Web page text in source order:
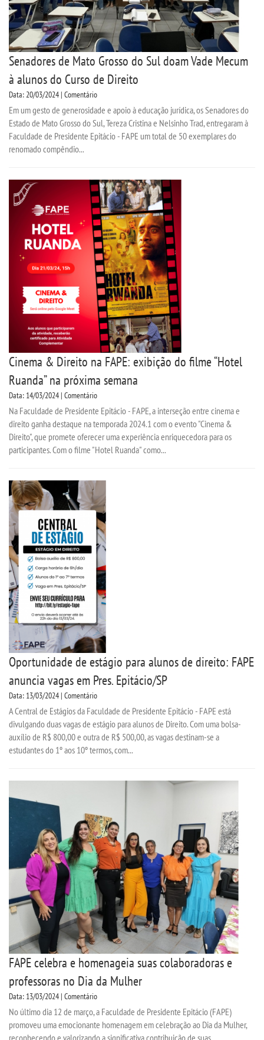
Senadores de Mato Grosso do Sul doam Vade Mecum
à alunos do Curso de Direito
Data: 20/03/2024 | Comentário
Em um gesto de generosidade e apoio à educação jurídica, os Senadores do
Estado de Mato Grosso do Sul, Tereza Cristina e Nelsinho Trad, entregaram à
Faculdade de Presidente Epitácio - FAPE um total de 50 exemplares do
renomado compêndio...
Cinema & Direito na FAPE: exibição do filme “Hotel
Ruanda” na próxima semana
Data: 14/03/2024 | Comentário
Na Faculdade de Presidente Epitácio - FAPE, a interseção entre cinema e
direito ganha destaque na temporada 2024.1 com o evento "Cinema &
Direito", que promete oferecer uma experiência enriquecedora para os
participantes. Com o filme "Hotel Ruanda" como...
Oportunidade de estágio para alunos de direito: FAPE
anuncia vagas em Pres. Epitácio/SP
Data: 13/03/2024 | Comentário
A Central de Estágios da Faculdade de Presidente Epitácio - FAPE está
divulgando duas vagas de estágio para alunos de Direito. Com uma bolsa-
auxílio de R$ 800,00 e outra de R$ 500,00, as vagas destinam-se a
estudantes do 1º aos 10º termos, com...
FAPE celebra e homenageia suas colaboradoras e
professoras no Dia da Mulher
Data: 13/03/2024 | Comentário
No último dia 12 de março, a Faculdade de Presidente Epitácio (FAPE)
promoveu uma emocionante homenagem em celebração ao Dia da Mulher,
reconhecendo e valorizando a significativa contribuição de suas